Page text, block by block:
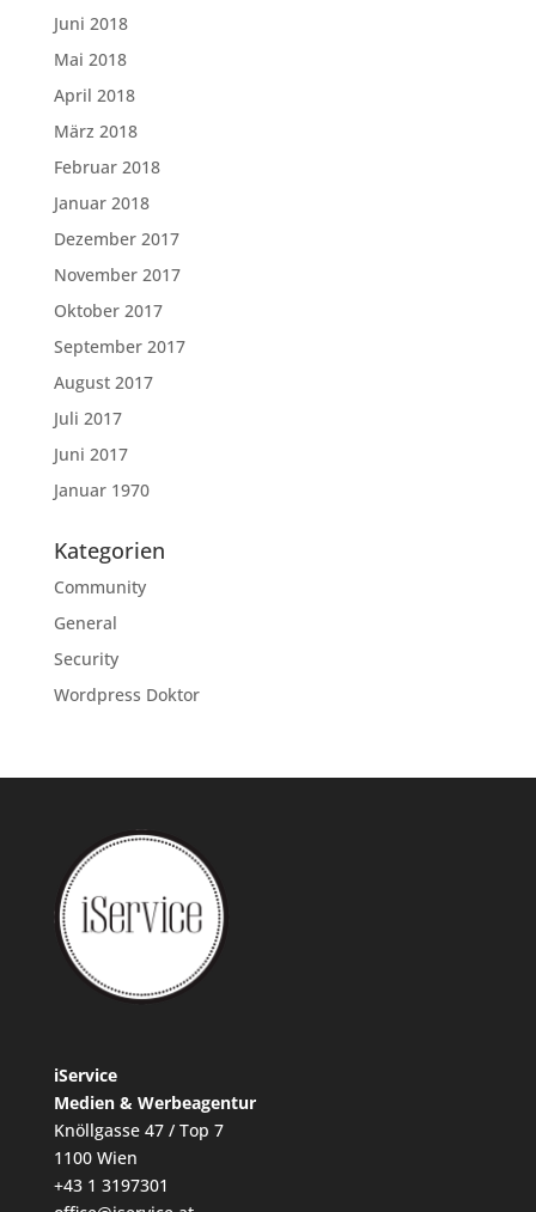
Juni 2018
Mai 2018
April 2018
März 2018
Februar 2018
Januar 2018
Dezember 2017
November 2017
Oktober 2017
September 2017
August 2017
Juli 2017
Juni 2017
Januar 1970
Kategorien
Community
General
Security
Wordpress Doktor
iService
Medien & Werbeagentur
Knöllgasse 47 / Top 7
1100 Wien
+43 1 3197301